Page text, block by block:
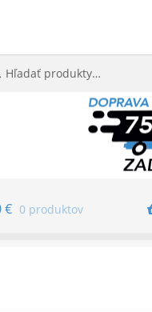
€ 0 produktov